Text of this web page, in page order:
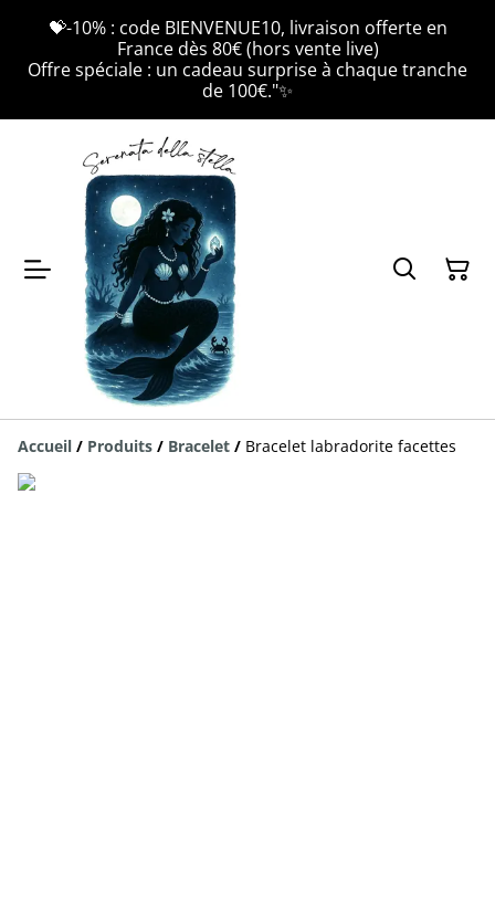
💝-10% : code BIENVENUE10, livraison offerte en
France dès 80€ (hors vente live)
Offre spéciale : un cadeau surprise à chaque tranche
de 100€."✨
Accueil / Produits / Bracelet / Bracelet labradorite facettes